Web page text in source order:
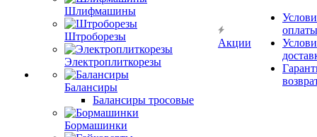
Шлифмашины
Штроборезы
Электроплиткорезы
Балансиры
Балансиры тросовые
Бормашинки
Акции
оплаты